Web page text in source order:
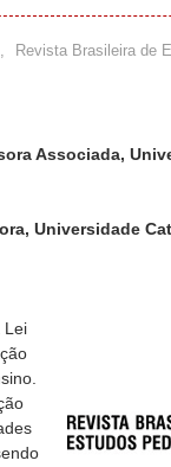
, Revista Brasileira de
Associada,
Universidade
Lei